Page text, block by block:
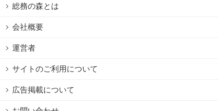
総務の森とは
会社概要
運営者
サイトのご利用について
広告掲載について